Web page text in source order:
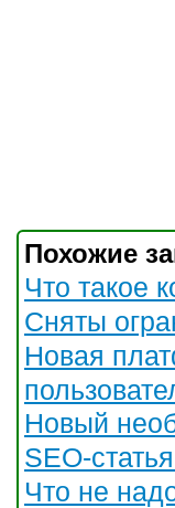
Похожие
Что такое
Сняты
Новая
Новый
SEО-
Что не